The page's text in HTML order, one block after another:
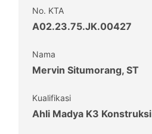
No. KTA
A02.23.75.JK.00427
Nama
Mervin Situmorang, ST
Kualifikasi
Ahli Madya K3 Konstruksi